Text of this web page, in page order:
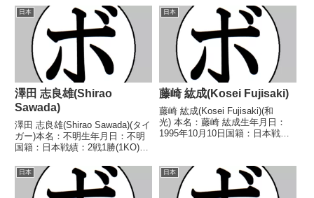
日本
澤田 志良雄(Shirao
Sawada)
澤田 志良雄(Shirao Sawada)(タイ
ガー)本名：不明生年月日：不明
国籍：日本戦績：2戦1勝(1KO)1
1950/01/03 ○3RKO 宮本 幸夫
(高橋)1950/04/22 ●4R判定 (採点
不明...
日本
藤崎 紘成(Kosei Fujisaki)
藤崎 紘成(Kosei Fujisaki)(和
光) 本名：藤崎 紘成生年月日：
1995年10月10日国籍：日本戦
パーライト級新人王2022年度中
日本スーパーライト級新人王...
日本 日本